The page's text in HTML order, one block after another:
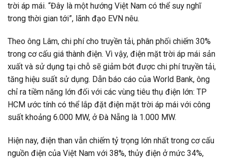
trời áp mái. “Đây là một hướng Việt Nam có thể suy nghĩ
trong thời gian tới”, lãnh đạo EVN nêu.
Theo ông Lâm, chi phí cho truyền tải, phân phối chiếm 30%
trong cơ cấu giá thành điện. Vì vậy, điện mặt trời áp mái sản
xuất và sử dụng tại chỗ sẽ giảm bớt được chi phí truyền tải,
tăng hiệu suất sử dụng. Dẫn báo cáo của World Bank, ông
chỉ ra tiềm năng lớn đối với các vùng tiêu thụ điện lớn: TP
HCM ước tính có thể lắp đặt điện mặt trời áp mái với công
suất khoảng 6.000 MW, ở Đà Nẵng là 1.000 MW.
Hiện nay, điện than vẫn chiếm tỷ trọng lớn nhất trong cơ cấu
nguồn điện của Việt Nam với 38%, thủy điện ở mức 34%,